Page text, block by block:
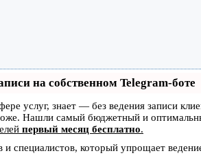
на собственном Telegram-боте
услуг, знает — без ведения записи
Нашли самый бюджетный и
первый месяц бесплатно.
и специалистов, который упрощает